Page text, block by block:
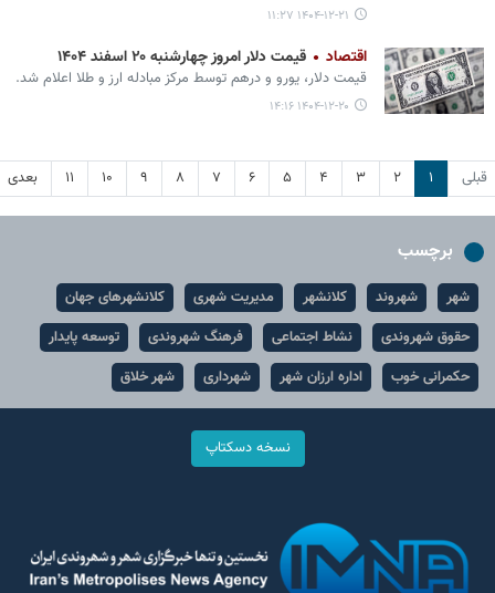
۱۴۰۴-۱۲-۲۱ ۱۱:۲۷
اقتصاد قیمت دلار امروز چهارشنبه ۲۰ اسفند ۱۴۰۴
قیمت دلار، یورو و درهم توسط مرکز مبادله ارز و طلا اعلام شد.
۱۴۰۴-۱۲-۲۰ ۱۴:۱۶
قبلی ۱ ۲ ۳ ۴ ۵ ۶ ۷ ۸ ۹ ۱۰ ۱۱ بعدی
برچسب
شهر شهروند کلانشهر مدیریت شهری
کلانشهرهای جهان
حقوق شهروندی
نشاط اجتماعی فرهنگ شهروندی
توسعه پایدار
حکمرانی خوب
اداره ارزان شهر شهرداری شهر خلاق
نسخه دسکتاپ